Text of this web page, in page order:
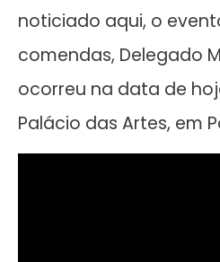
noticiado aqui, o
comendas, Delegado
ocorreu na data de
Palácio das Artes, em